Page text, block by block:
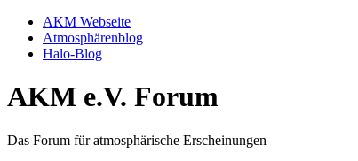
AKM Webseite
Atmosphärenblog
Halo-Blog
AKM e.V. Forum
Das Forum für atmosphärische Erscheinungen